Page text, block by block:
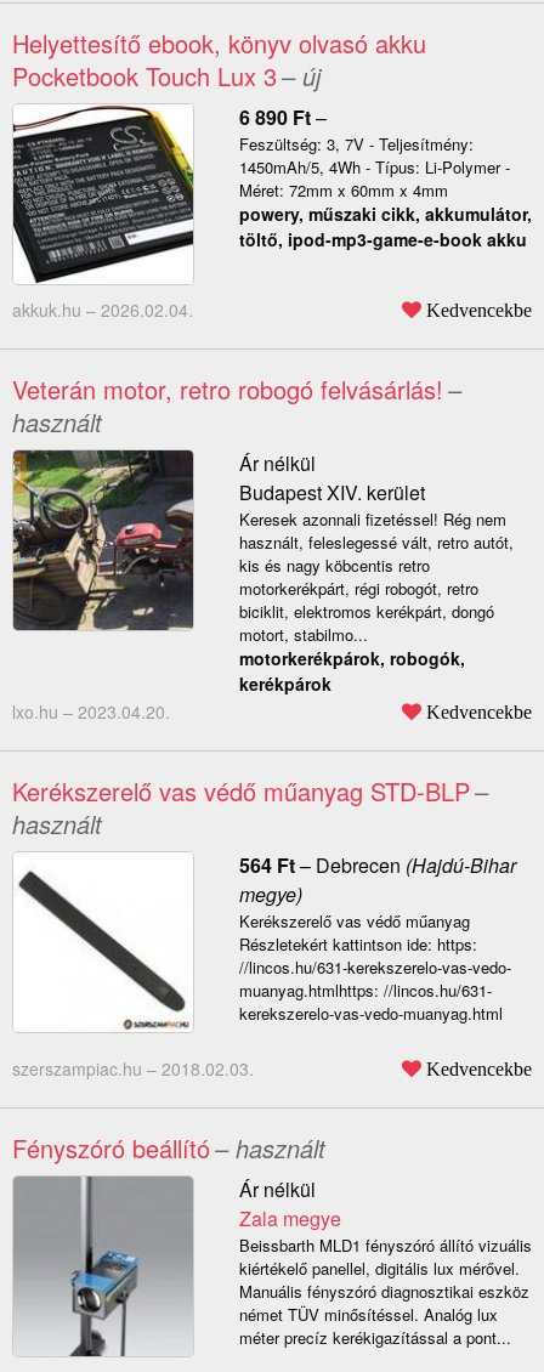
Helyettesítő ebook, könyv olvasó akku
Pocketbook Touch Lux 3– új
6 890 Ft–
Feszültség: 3, 7V - Teljesítmény:
1450mAh/5, 4Wh - Típus: Li-Polymer -
Méret: 72mm x 60mm x 4mm
powery, műszaki cikk, akkumulátor,
töltő, ipod-mp3-game-e-book akku
akkuk.hu – 2026.02.04. Kedvencekbe
Veterán motor, retro robogó felvásárlás! –
használt
Ár nélkül
Budapest XIV. kerület
Keresek azonnali fizetéssel! Rég nem
használt, feleslegessé vált, retro autót,
kis és nagy köbcentis retro
motorkerékpárt, régi robogót, retro
biciklit, elektromos kerékpárt, dongó
motort, stabilmo...
motorkerékpárok, robogók,
kerékpárok
lxo.hu – 2023.04.20. Kedvencekbe
Kerékszerelő vas védő műanyag STD-BLP–
használt
564 Ft– Debrecen (Hajdú-Bihar
megye)
Kerékszerelő vas védő műanyag
Részletekért kattintson ide: https:
//lincos.hu/631-kerekszerelo-vas-vedo-
muanyag.htmlhttps: //lincos.hu/631-
kerekszerelo-vas-vedo-muanyag.html
szerszampiac.hu – 2018.02.03. Kedvencekbe
Fényszóró beállító– használt
Ár nélkül
Zala megye
Beissbarth MLD1 fényszóró állító vizuális
kiértékelő panellel, digitális lux mérővel.
Manuális fényszóró diagnosztikai eszköz
német TÜV minősítéssel. Analóg lux
méter precíz kerékigazítással a pont...